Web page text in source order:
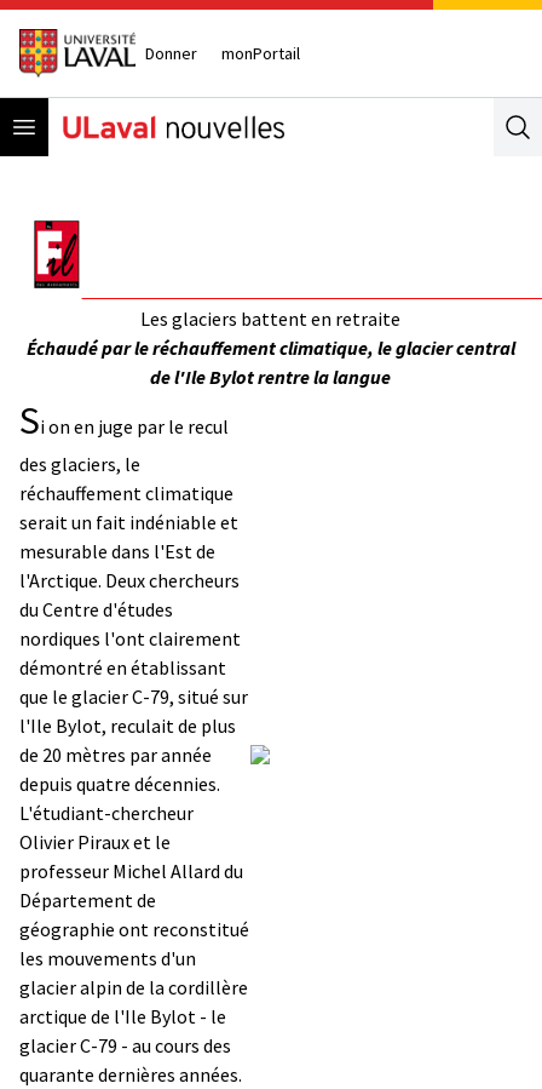
Donner monPortail
Open menu
Les glaciers battent en retraite
Échaudé par le réchauffement climatique, le glacier central
de l'Ile Bylot rentre la langue
Si on en juge par le recul
des glaciers, le
réchauffement climatique
serait un fait indéniable et
mesurable dans l'Est de
l'Arctique. Deux chercheurs
du Centre d'études
nordiques l'ont clairement
démontré en établissant
que le glacier C-79, situé sur
l'Ile Bylot, reculait de plus
de 20 mètres par année
depuis quatre décennies.
L'étudiant-chercheur
Olivier Piraux et le
professeur Michel Allard du
Département de
géographie ont reconstitué
les mouvements d'un
glacier alpin de la cordillère
arctique de l'Ile Bylot - le
glacier C-79 - au cours des
quarante dernières années.